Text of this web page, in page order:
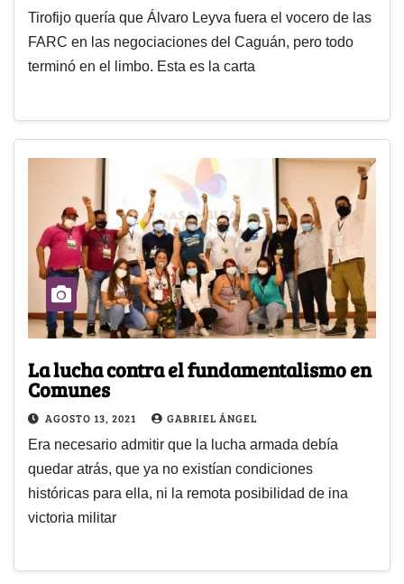
Tirofijo quería que Álvaro Leyva fuera el vocero de las
FARC en las negociaciones del Caguán, pero todo
terminó en el limbo. Esta es la carta
La lucha contra el fundamentalismo en
Comunes
AGOSTO 13, 2021 GABRIEL ÁNGEL
Era necesario admitir que la lucha armada debía
quedar atrás, que ya no existían condiciones
históricas para ella, ni la remota posibilidad de ina
victoria militar